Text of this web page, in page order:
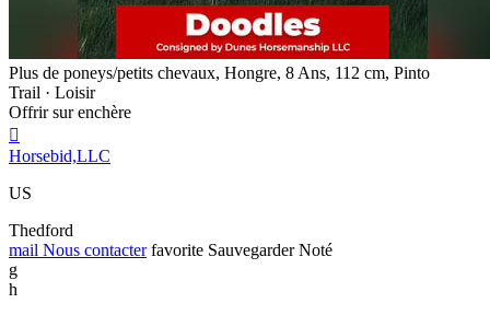
Plus de poneys/petits chevaux, Hongre, 8 Ans, 112 cm, Pinto
Trail · Loisir
Offrir sur enchère

Horsebid,LLC
US
Thedford
mail Nous contacter favorite Sauvegarder Noté
g
h